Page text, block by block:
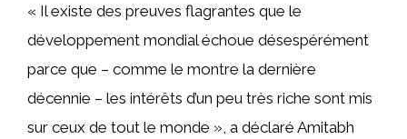
« Il existe des preuves flagrantes que le
développement mondial échoue désespérément
parce que – comme le montre la dernière
décennie – les intérêts d’un peu très riche sont mis
sur ceux de tout le monde », a déclaré Amitabh